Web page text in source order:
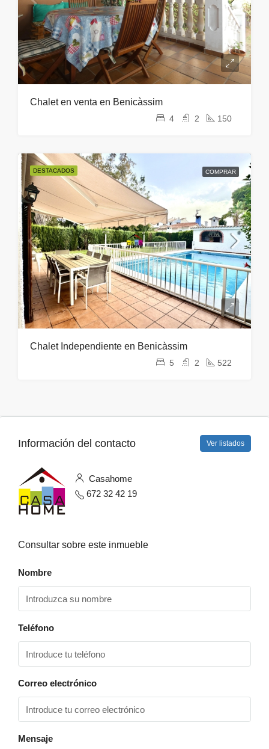
Chalet en venta en Benicàssim
4 2 150
DESTACADOS COMPRAR
Chalet Independiente en Benicàssim
5 2 522
Información del contacto Ver listados
Casahome
672 32 42 19
Consultar sobre este inmueble
Nombre
Teléfono
Correo electrónico
Mensaje